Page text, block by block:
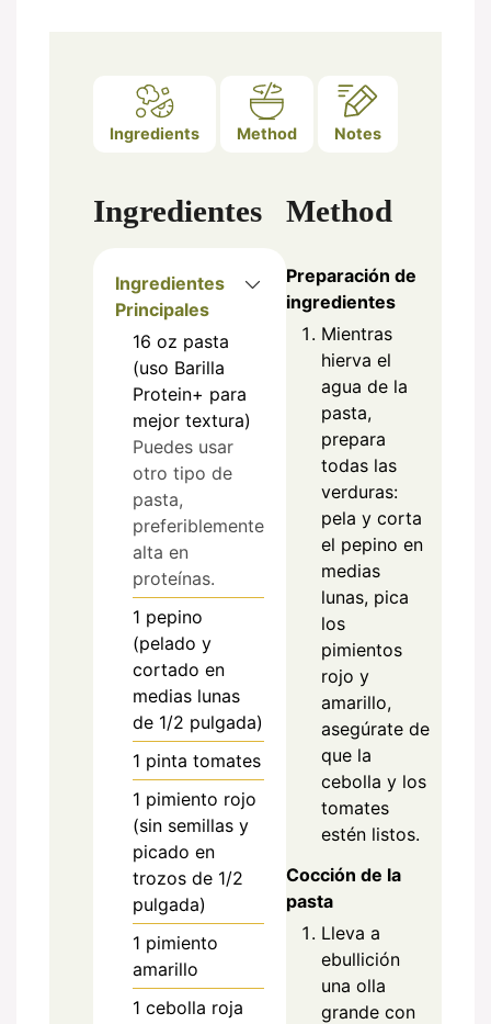
Ingredients Method Notes
Ingredientes
Ingredientes
Principales
16 oz pasta
(uso Barilla
Protein+ para
mejor textura)
Puedes usar
otro tipo de
pasta,
preferiblemente
alta en
proteínas.
1 pepino
(pelado y
cortado en
medias lunas
de 1/2 pulgada)
1 pinta tomates
1 pimiento rojo
(sin semillas y
picado en
trozos de 1/2
pulgada)
1 pimiento
amarillo
1 cebolla roja
Method
Preparación de
ingredientes
Mientras
hierva el
agua de la
pasta,
prepara
todas las
verduras:
pela y corta
el pepino en
medias
lunas, pica
los
pimientos
rojo y
amarillo,
asegúrate de
que la
cebolla y los
tomates
estén listos.
Cocción de la
pasta
Lleva a
ebullición
una olla
grande con